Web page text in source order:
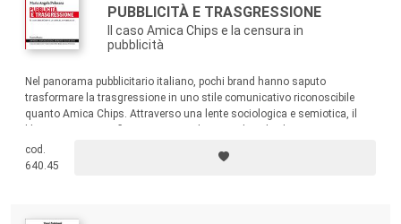
PUBBLICITÀ E TRASGRESSIONE
Il caso Amica Chips e la censura in
pubblicità
Nel panorama pubblicitario italiano, pochi brand hanno saputo
trasformare la trasgressione in uno stile comunicativo riconoscibile
quanto Amica Chips. Attraverso una lente sociologica e semiotica, il
della trasgressione, sul concetto di coerenza di marca e sul potere
culturale della pubblicità nel plasmare, e contestare, l’immaginario
cod.
640.45